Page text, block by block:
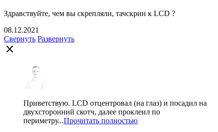
Здравствуйте, чем вы скрепляли, тачскрин к LCD ?
08.12.2021
Свернуть Развернуть
close
Приветствую. LCD отцентровал (на глаз) и посадил на
двухсторонний скотч, далее проклеил по
периметру...Прочитать полностью